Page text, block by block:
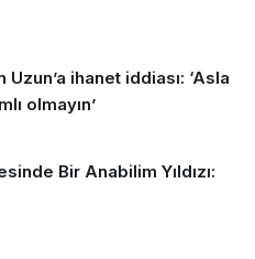
ihanet iddiası: ‘Asla
olmayın’
Bir Anabilim Yıldızı: